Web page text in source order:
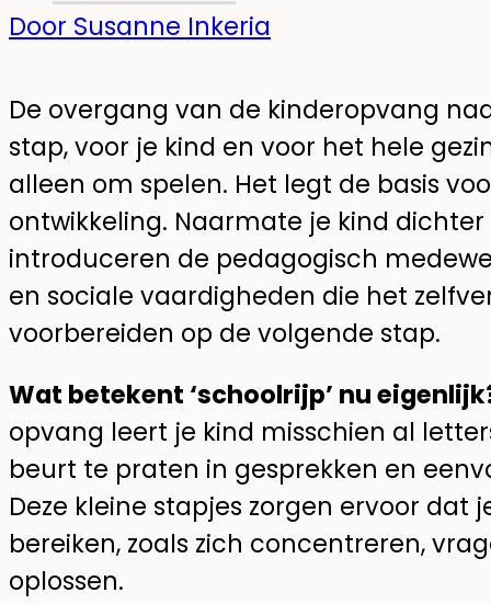
Door Susanne Inkeria
De overgang van de kinderopvang
stap, voor je kind en voor het hele
alleen om spelen. Het legt de basis
ontwikkeling. Naarmate je kind
introduceren de pedagogisch
en sociale vaardigheden die het
voorbereiden op de volgende stap.
Wat betekent ‘schoolrijp’ nu
opvang leert je kind misschien al
beurt te praten in gesprekken en
Deze kleine stapjes zorgen ervoor
bereiken, zoals zich concentreren,
oplossen.